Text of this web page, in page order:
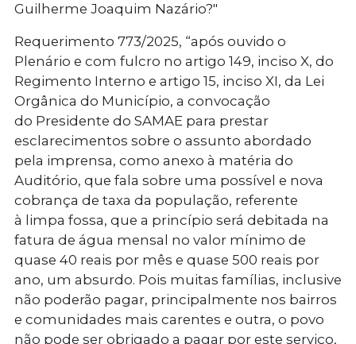
Guilherme Joaquim Nazário?"
Requerimento 773/2025, “após ouvido o
Plenário e com fulcro no artigo 149, inciso X, do
Regimento Interno e artigo 15, inciso XI, da Lei
Orgânica do Município, a convocação
do Presidente do SAMAE para prestar
esclarecimentos sobre o assunto abordado
pela imprensa, como anexo à matéria do
Auditório, que fala sobre uma possível e nova
cobrança de taxa da população, referente
à limpa fossa, que a princípio será debitada na
fatura de água mensal no valor mínimo de
quase 40 reais por mês e quase 500 reais por
ano, um absurdo. Pois muitas famílias, inclusive
não poderão pagar, principalmente nos bairros
e comunidades mais carentes e outra, o povo
não pode ser obrigado a pagar por este serviço,